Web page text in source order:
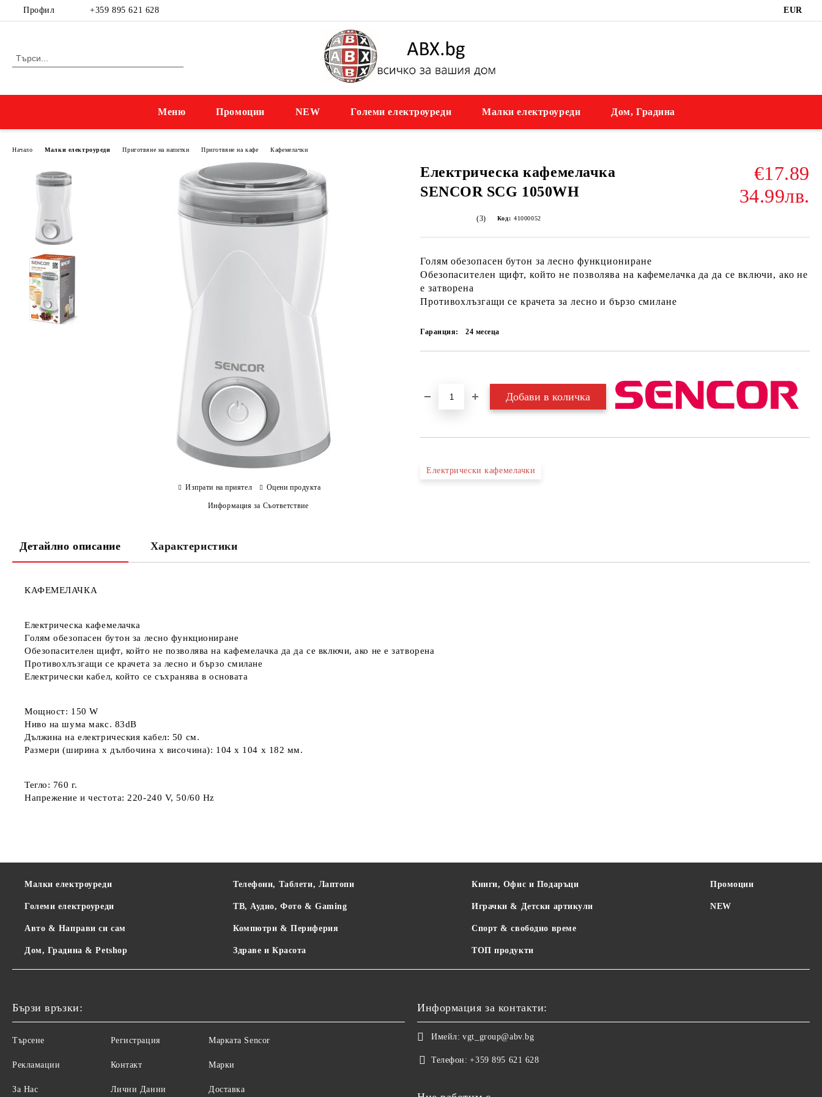
Профил +359 895 621 628 EUR
Меню Промоции NEW Големи електроуреди Малки електроуреди Дом, Градина
Начало Малки електроуреди Приготвяне на напитки Приготвяне на кафе Кафемелачки
Електрическа кафемелачка
SENCOR SCG 1050WH
€17.89
34.99лв.
(3) Код: 41000052
Голям обезопасен бутон за лесно функциониране
Обезопасителен щифт, който не позволява на кафемелачка да да се включи, ако не
е затворена
Противохлъзгащи се крачета за лесно и бързо смилане
Гаранция: 24 месеца
Електрически кафемелачки
Изпрати на приятел Оцени продукта
Информация за Съответствие
Детайлно описание Характеристики
КАФЕМЕЛАЧКА
Електрическа кафемелачка
Голям обезопасен бутон за лесно функциониране
Обезопасителен щифт, който не позволява на кафемелачка да да се включи, ако не е затворена
Противохлъзгащи се крачета за лесно и бързо смилане
Електрически кабел, който се съхранява в основата
Мощност: 150 W
Ниво на шума макс. 83dB
Дължина на електрическия кабел: 50 см.
Размери (ширина х дълбочина х височина): 104 x 104 x 182 мм.
Тегло: 760 г.
Напрежение и честота: 220-240 V, 50/60 Hz
Малки електроуреди
Големи електроуреди
Авто & Направи си сам
Дом, Градина & Petshop
Телефони, Таблети, Лаптопи
ТВ, Аудио, Фото & Gaming
Компютри & Периферия
Здраве и Красота
Книги, Офис и Подаръци
Играчки & Детски артикули
Спорт & свободно време
ТОП продукти
Промоции
NEW
Бързи връзки:
Търсене
Рекламации
За Нас
Регистрация
Контакт
Лични Данни
Maрката Sencor
Марки
Доставка
Информация за контакти:
Имейл: vgt_group@abv.bg
Телефон: +359 895 621 628